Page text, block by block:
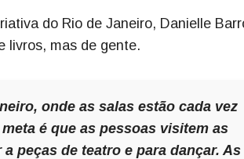
do Rio de Janeiro, Danielle
livros, mas de gente.
onde as salas estão cada vez
é que as pessoas visitem as
peças de teatro e para dançar. As